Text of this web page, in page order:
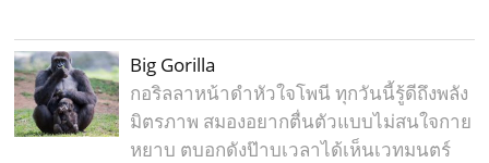
Big Gorilla
กอริลลาหน้าดำหัวใจโพนี ทุกวันนี้รู้ดีถึงพลัง
มิตรภาพ สมองอยากตื่นตัวแบบไม่สนใจกาย
หยาบ ตบอกดังป๊าบเวลาได้เห็นเวทมนตร์